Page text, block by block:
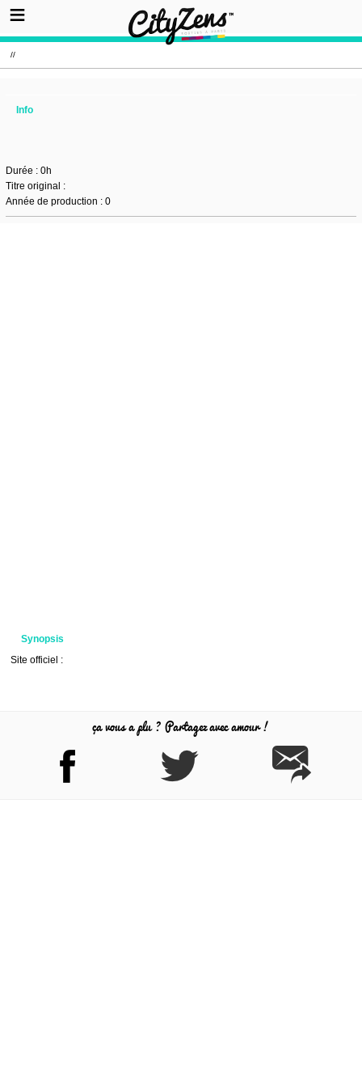
//
Info
Durée : 0h
Titre original :
Année de production : 0
Synopsis
Site officiel :
ça vous a plu ? Partagez avec amour !